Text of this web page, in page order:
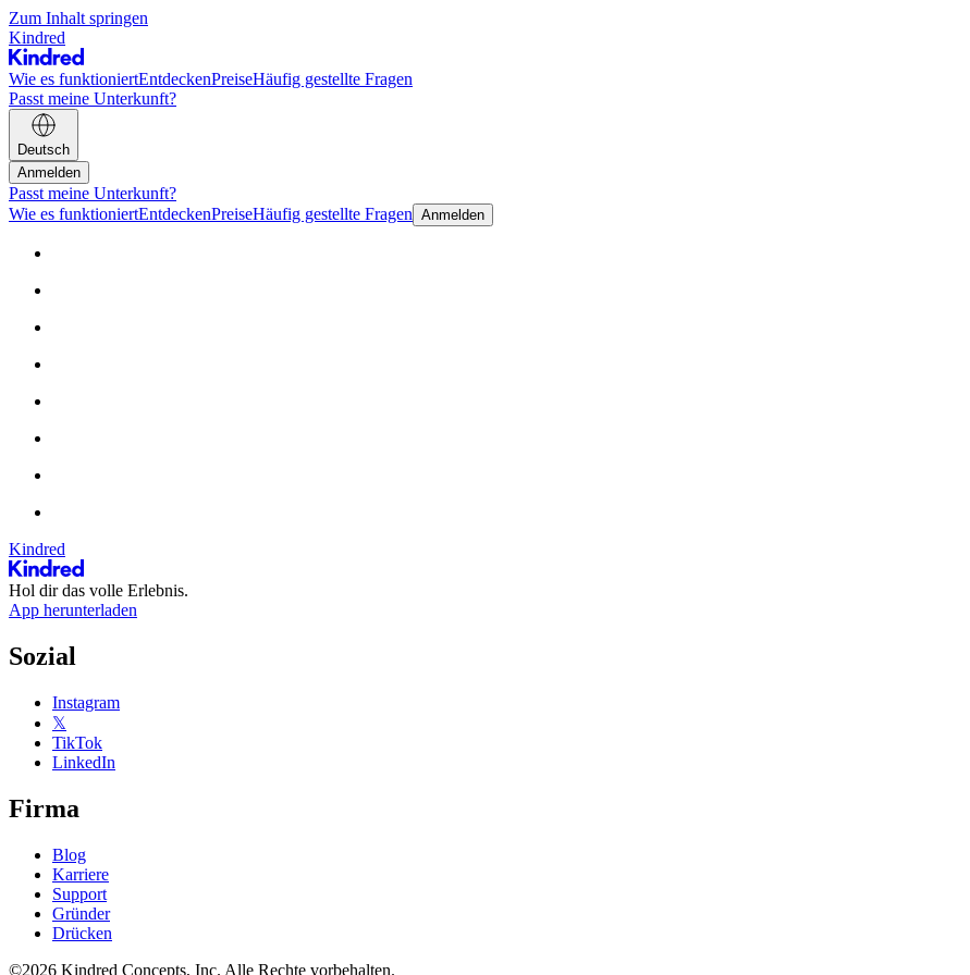
Zum Inhalt springen
Kindred
Wie es funktioniertEntdeckenPreiseHäufig gestellte Fragen
Passt meine Unterkunft?
Deutsch
Anmelden
Passt meine Unterkunft?
Wie es funktioniertEntdeckenPreiseHäufig gestellte Fragen Anmelden
Kindred
Hol dir das volle Erlebnis.
App herunterladen
Sozial
Instagram
𝕏
TikTok
LinkedIn
Firma
Blog
Karriere
Support
Gründer
Drücken
©2026 Kindred Concepts, Inc. Alle Rechte vorbehalten.